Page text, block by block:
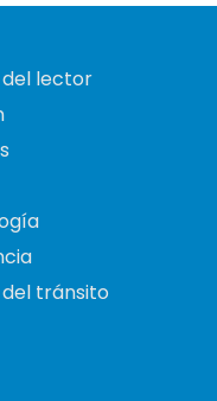
lector
del tránsito